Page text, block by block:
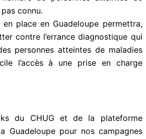
connu.
place en Guadeloupe permettra,
contre l’errance diagnostique
des personnes atteintes de
difficile l’accès à une prise en
du CHUG et de la plateforme
Guadeloupe pour nos campagnes